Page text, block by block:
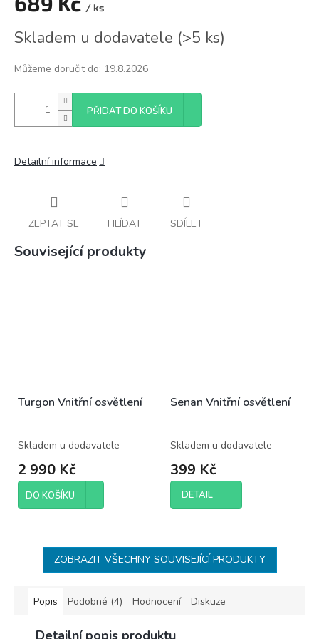
/ ks
cena:
Skladem u dodavatele (>5 ks)
Můžeme doručit do: 19.8.2026
PŘIDAT DO KOŠÍKU
Detailní informace
ZEPTAT SE HLÍDAT SDÍLET
Související produkty
Turgon Vnitřní osvětlení
Skladem u dodavatele
2 990 Kč
DO KOŠÍKU
Senan Vnitřní osvětlení
Skladem u dodavatele
399 Kč
DETAIL
ZOBRAZIT VŠECHNY SOUVISEJÍCÍ PRODUKTY
Popis Podobné (4) Hodnocení Diskuze
Detailní popis produktu